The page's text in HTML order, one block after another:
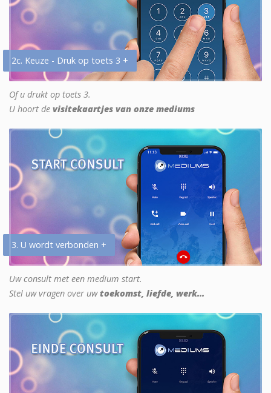
2c. Keuze - Druk op toets 3 +
Of u drukt op toets 3.
U hoort de visitekaartjes van onze mediums
3. U wordt verbonden +
Uw consult met een medium start.
Stel uw vragen over uwtoekomst, liefde, werk...